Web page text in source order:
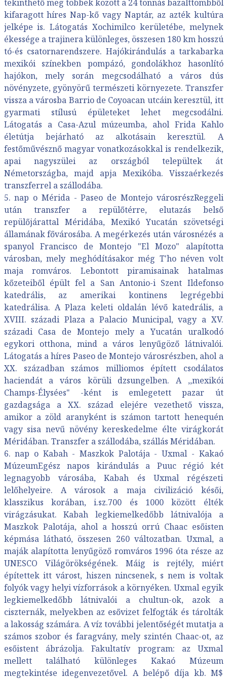
tekinthető meg többek között a 24 tonnás bazalttömbből
kifaragott híres Nap-kő vagy Naptár, az azték kultúra
jelképe is. Látogatás Xochimilco kerületébe, melynek
ékessége a trajinera különleges, összesen 180 km hosszú
tó-és csatornarendszere. Hajókirándulás a tarkabarka
mexikói színekben pompázó, gondolákhoz hasonlító
hajókon, mely során megcsodálható a város dús
növényzete, gyönyörű természeti környezete. Transzfer
vissza a városba Barrio de Coyoacan utcáin keresztül, itt
gyarmati stílusú épületeket lehet megcsodálni.
Látogatás a Casa-Azul múzeumba, ahol Frida Kahlo
életútja bejárható az alkotásain keresztül. A
festőművésznő magyar vonatkozásokkal is rendelkezik,
apai nagyszülei az országból települtek át
Németországba, majd apja Mexikóba. Visszaérkezés
transzferrel a szállodába.
5. nap o Mérida - Paseo de Montejo városrészReggeli
után transzfer a repülőtérre, elutazás belső
repülőjárattal Méridába, Mexikó Yucatán szövetségi
államának fővárosába. A megérkezés után városnézés a
spanyol Francisco de Montejo "El Mozo" alapította
városban, mely meghódításakor még T'ho néven volt
maja romváros. Lebontott piramisainak hatalmas
kőzeteiből épült fel a San Antonio-i Szent Ildefonso
katedrális, az amerikai kontinens legrégebbi
katedrálisa. A Plaza keleti oldalán lévő katedrális, a
XVIII. századi Plaza a Palacio Municipal, vagy a XV.
századi Casa de Montejo mely a Yucatán uralkodó
egykori otthona, mind a város lenyűgöző látnivalói.
Látogatás a híres Paseo de Montejo városrészben, ahol a
XX. században számos milliomos épített csodálatos
haciendát a város körüli dzsungelben. A ,,mexikói
Champs-Élysées" -ként is emlegetett pazar út
gazdagsága a XX. század elejére vezethető vissza,
amikor a zöld aranyként is számon tartott henequén
vagy sisa nevű növény kereskedelme élte virágkorát
Méridában. Transzfer a szállodába, szállás Méridában.
6. nap o Kabah - Maszkok Palotája - Uxmal - Kakaó
MúzeumEgész napos kirándulás a Puuc régió két
legnagyobb városába, Kabah és Uxmal régészeti
lelőhelyeire. A városok a maja civilizáció késői,
klasszikus korában, i.sz.700 és 1000 között élték
virágzásukat. Kabah legkiemelkedőbb látnivalója a
Maszkok Palotája, ahol a hosszú orrú Chaac esőisten
képmása látható, összesen 260 változatban. Uxmal, a
maják alapította lenyűgöző romváros 1996 óta része az
UNESCO Világörökségének. Máig is rejtély, miért
építettek itt várost, hiszen nincsenek, s nem is voltak
folyók vagy helyi vízforrások a környéken. Uxmal egyik
legkiemelkedőbb látnivalói a chultun-ok, azok a
ciszternák, melyekben az esővizet felfogták és tárolták
a lakosság számára. A víz további jelentőségét mutatja a
számos szobor és faragvány, mely szintén Chaac-ot, az
esőistent ábrázolja. Fakultatív program: az Uxmal
mellett található különleges Kakaó Múzeum
megtekintése idegenvezetővel. A belépő díja kb. M$